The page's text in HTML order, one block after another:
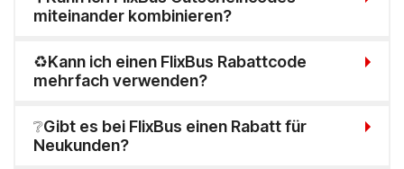
miteinander kombinieren?
♻️Kann ich einen FlixBus Rabattcode
mehrfach verwenden?
❔Gibt es bei FlixBus einen Rabatt für
Neukunden?